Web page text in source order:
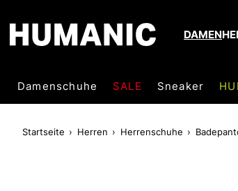
DAMEN
Damenschuhe SALE Sneaker
Startseite Herren Herrenschuhe